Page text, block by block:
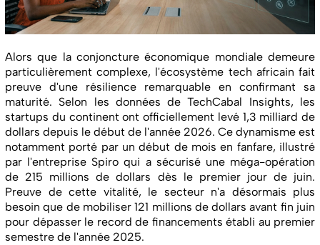
Alors que la conjoncture économique mondiale demeure
particulièrement complexe, l'écosystème tech africain fait
preuve d'une résilience remarquable en confirmant sa
maturité. Selon les données de TechCabal Insights, les
startups du continent ont officiellement levé 1,3 milliard de
dollars depuis le début de l'année 2026. Ce dynamisme est
notamment porté par un début de mois en fanfare, illustré
par l'entreprise Spiro qui a sécurisé une méga-opération
de 215 millions de dollars dès le premier jour de juin.
Preuve de cette vitalité, le secteur n'a désormais plus
besoin que de mobiliser 121 millions de dollars avant fin juin
pour dépasser le record de financements établi au premier
semestre de l'année 2025.